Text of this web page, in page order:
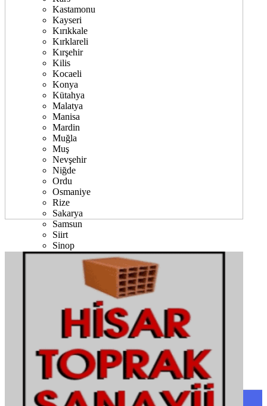
Kastamonu
Kayseri
Kırıkkale
Kırklareli
Kırşehir
Kilis
Kocaeli
Konya
Kütahya
Malatya
Manisa
Mardin
Muğla
Muş
Nevşehir
Niğde
Ordu
Osmaniye
Rize
Sakarya
Samsun
Siirt
Sinop
Sivas
Şanlıurfa
Tekirdağ
Trabzon
Tunceli
Van
Yalova
Yozgat
Zonguldak